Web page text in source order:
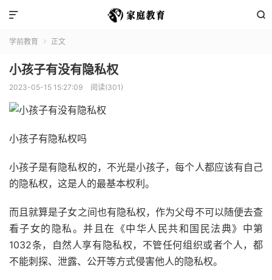


学前教育  正文
小孩子有没有隐私权
2023-05-15 15:27:09 阅读(301)
小孩子有隐私权吗
小孩子是有隐私权的，不光是小孩子，每个人都应该有自己
的隐私权，这是人的最基本权利。
而且就算是子女之间也有隐私权，作为父母不可以随便去查
看子女的隐私。并且在《中华人民共和国民法典》中第
1032条，自然人享有隐私权，不管任何组织或者个人，都
不能刺探、泄露、公开等方式侵害他人的隐私权。